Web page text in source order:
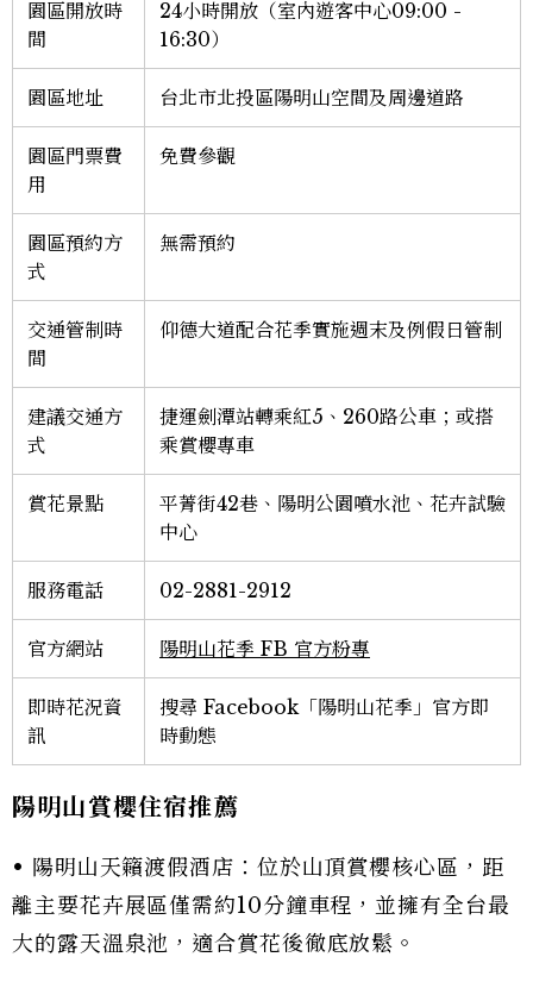
園區開放時
間
24小時開放（室內遊客中心09:00 -
16:30）
園區地址 台北市北投區陽明山空間及周邊道路
園區門票費
用
免費參觀
園區預約方
式
無需預約
交通管制時
間
仰德大道配合花季實施週末及例假日管制
建議交通方
式
捷運劍潭站轉乘紅5、260路公車；或搭
乘賞櫻專車
賞花景點
平菁街42巷、陽明公園噴水池、花卉試驗
中心
服務電話 02-2881-2912
官方網站 陽明山花季 FB 官方粉專
即時花況資
訊
搜尋 Facebook「陽明山花季」官方即
時動態
陽明山賞櫻住宿推薦
• 陽明山天籟渡假酒店：位於山頂賞櫻核心區，距
離主要花卉展區僅需約10分鐘車程，並擁有全台最
大的露天溫泉池，適合賞花後徹底放鬆。